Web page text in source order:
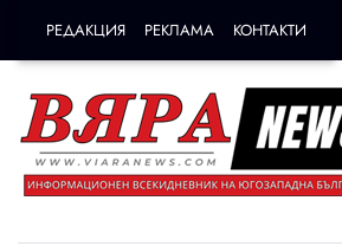
РЕДАКЦИЯ РЕКЛАМА КОНТАКТИ